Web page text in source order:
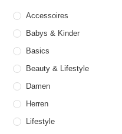
Accessoires
Babys & Kinder
Basics
Beauty & Lifestyle
Damen
Herren
Lifestyle